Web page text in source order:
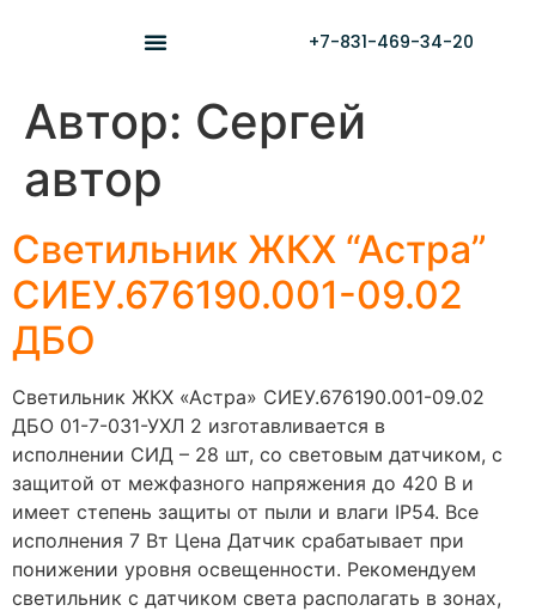
+7-831-469-34-20
Автор: Сергей
автор
Светильник ЖКХ “Астра”
СИЕУ.676190.001-09.02
ДБО
Светильник ЖКХ «Астра» СИЕУ.676190.001-09.02
ДБО 01-7-031-УХЛ 2 изготавливается в
исполнении СИД – 28 шт, со световым датчиком, с
защитой от межфазного напряжения до 420 В и
имеет степень защиты от пыли и влаги IP54. Все
исполнения 7 Вт Цена Датчик срабатывает при
понижении уровня освещенности. Рекомендуем
светильник с датчиком света располагать в зонах,